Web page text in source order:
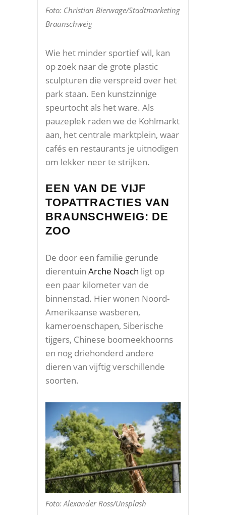
Foto: Christian Bierwage/Stadtmarketing
Braunschweig
Wie het minder sportief wil, kan
op zoek naar de grote plastic
sculpturen die verspreid over het
park staan. Een kunstzinnige
speurtocht als het ware. Als
pauzeplek raden we de Kohlmarkt
aan, het centrale marktplein, waar
cafés en restaurants je uitnodigen
om lekker neer te strijken.
EEN VAN DE VIJF
TOPATTRACTIES VAN
BRAUNSCHWEIG: DE
ZOO
De door een familie gerunde
dierentuin Arche Noach ligt op
een paar kilometer van de
binnenstad. Hier wonen Noord-
Amerikaanse wasberen,
kameroenschapen, Siberische
tijgers, Chinese boomeekhoorns
en nog driehonderd andere
dieren van vijftig verschillende
soorten.
Foto: Alexander Ross/Unsplash